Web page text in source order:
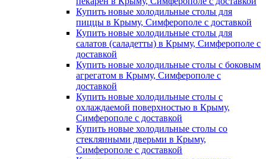
Купить новые холодильные столы для
пиццы в Крыму, Симферополе с доставкой
Купить новые холодильные столы для
салатов (саладетты) в Крыму, Симферополе с
доставкой
Купить новые холодильные столы с боковым
агрегатом в Крыму, Симферополе с
доставкой
Купить новые холодильные столы с
охлаждаемой поверхностью в Крыму,
Симферополе с доставкой
Купить новые холодильные столы со
стеклянными дверьми в Крыму,
Симферополе с доставкой